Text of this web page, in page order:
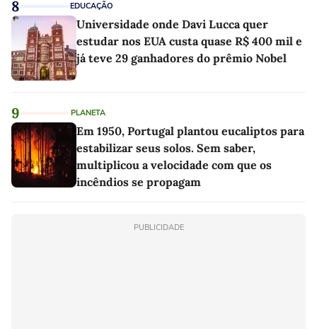
8 EDUCAÇÃO
Universidade onde Davi Lucca quer
estudar nos EUA custa quase R$ 400 mil e
já teve 29 ganhadores do prêmio Nobel
9 PLANETA
Em 1950, Portugal plantou eucaliptos para
estabilizar seus solos. Sem saber,
multiplicou a velocidade com que os
incêndios se propagam
PUBLICIDADE